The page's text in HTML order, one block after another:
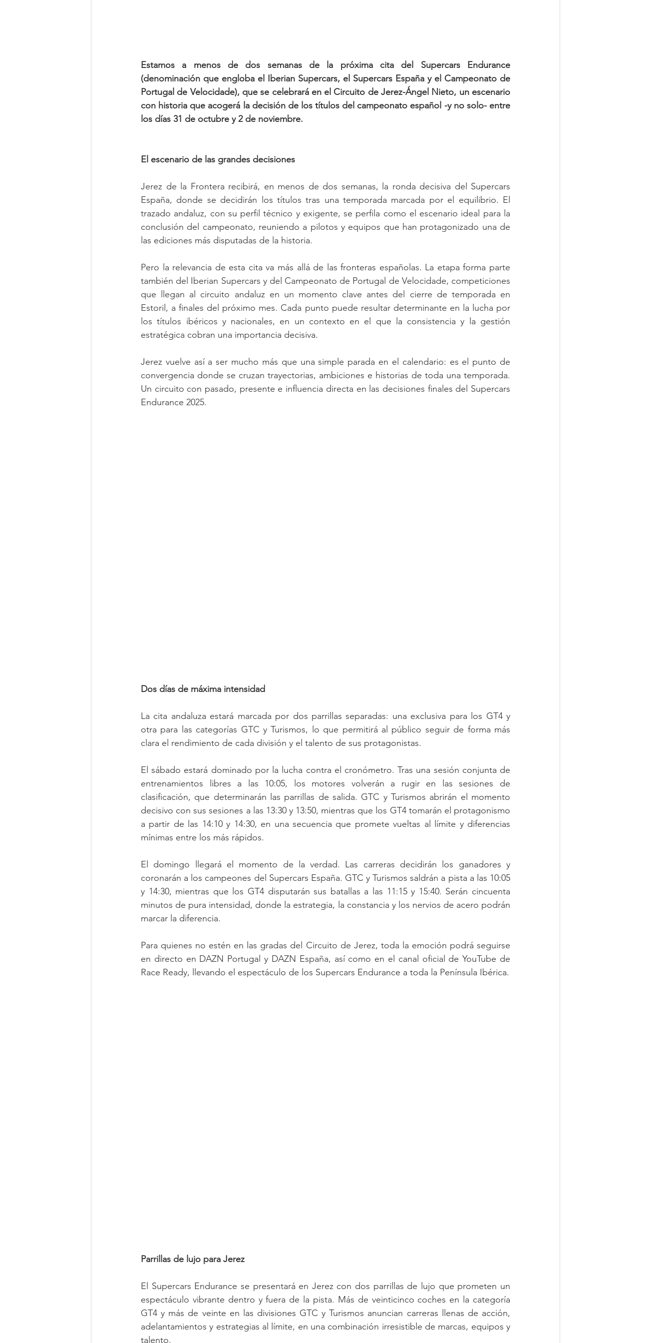
Estamos a menos de dos semanas de la próxima cita del Supercars Endurance
(denominación que engloba el Iberian Supercars, el Supercars España y el Campeonato de
Portugal de Velocidade), que se celebrará en el Circuito de Jerez-Ángel Nieto, un escenario
con historia que acogerá la decisión de los títulos del campeonato español -y no solo- entre
los días 31 de octubre y 2 de noviembre.
El escenario de las grandes decisiones
Jerez de la Frontera recibirá, en menos de dos semanas, la ronda decisiva del Supercars
España, donde se decidirán los títulos tras una temporada marcada por el equilibrio. El
trazado andaluz, con su perfil técnico y exigente, se perfila como el escenario ideal para la
conclusión del campeonato, reuniendo a pilotos y equipos que han protagonizado una de
las ediciones más disputadas de la historia.
Pero la relevancia de esta cita va más allá de las fronteras españolas. La etapa forma parte
también del Iberian Supercars y del Campeonato de Portugal de Velocidade, competiciones
que llegan al circuito andaluz en un momento clave antes del cierre de temporada en
Estoril, a finales del próximo mes. Cada punto puede resultar determinante en la lucha por
los títulos ibéricos y nacionales, en un contexto en el que la consistencia y la gestión
estratégica cobran una importancia decisiva.
Jerez vuelve así a ser mucho más que una simple parada en el calendario: es el punto de
convergencia donde se cruzan trayectorias, ambiciones e historias de toda una temporada.
Un circuito con pasado, presente e influencia directa en las decisiones finales del Supercars
Endurance 2025.
Dos días de máxima intensidad
La cita andaluza estará marcada por dos parrillas separadas: una exclusiva para los GT4 y
otra para las categorías GTC y Turismos, lo que permitirá al público seguir de forma más
clara el rendimiento de cada división y el talento de sus protagonistas.
El sábado estará dominado por la lucha contra el cronómetro. Tras una sesión conjunta de
entrenamientos libres a las 10:05, los motores volverán a rugir en las sesiones de
clasificación, que determinarán las parrillas de salida. GTC y Turismos abrirán el momento
decisivo con sus sesiones a las 13:30 y 13:50, mientras que los GT4 tomarán el protagonismo
a partir de las 14:10 y 14:30, en una secuencia que promete vueltas al límite y diferencias
mínimas entre los más rápidos.
El domingo llegará el momento de la verdad. Las carreras decidirán los ganadores y
coronarán a los campeones del Supercars España. GTC y Turismos saldrán a pista a las 10:05
y 14:30, mientras que los GT4 disputarán sus batallas a las 11:15 y 15:40. Serán cincuenta
minutos de pura intensidad, donde la estrategia, la constancia y los nervios de acero podrán
marcar la diferencia.
Para quienes no estén en las gradas del Circuito de Jerez, toda la emoción podrá seguirse
en directo en DAZN Portugal y DAZN España, así como en el canal oficial de YouTube de
Race Ready, llevando el espectáculo de los Supercars Endurance a toda la Península Ibérica.
Parrillas de lujo para Jerez
El Supercars Endurance se presentará en Jerez con dos parrillas de lujo que prometen un
espectáculo vibrante dentro y fuera de la pista. Más de veinticinco coches en la categoría
GT4 y más de veinte en las divisiones GTC y Turismos anuncian carreras llenas de acción,
adelantamientos y estrategias al límite, en una combinación irresistible de marcas, equipos y
talento.